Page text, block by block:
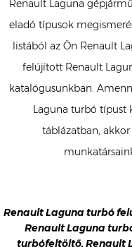
Renault Laguna
eladó típusok
listából az Ön Renault
felújított Renault
katalógusunkban.
Laguna turbó típust
táblázatban,
Renault Laguna turbó
Renault Laguna
turbófeltöltő, Renault